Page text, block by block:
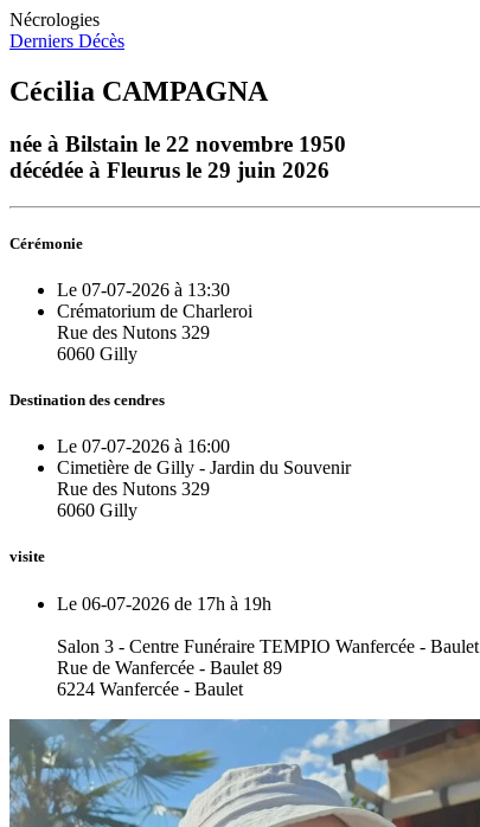
Nécrologies
Derniers Décès
Cécilia CAMPAGNA
née à Bilstain le 22 novembre 1950
décédée à Fleurus le 29 juin 2026
Cérémonie
Le 07-07-2026 à 13:30
Crématorium de Charleroi
Rue des Nutons 329
6060 Gilly
Destination des cendres
Le 07-07-2026 à 16:00
Cimetière de Gilly - Jardin du Souvenir
Rue des Nutons 329
6060 Gilly
visite
Le 06-07-2026 de 17h à 19h
Salon 3 - Centre Funéraire TEMPIO Wanfercée - Baulet
Rue de Wanfercée - Baulet 89
6224 Wanfercée - Baulet